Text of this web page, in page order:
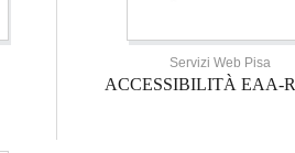
Servizi Web Pisa
ACCESSIBILITÀ EAA-